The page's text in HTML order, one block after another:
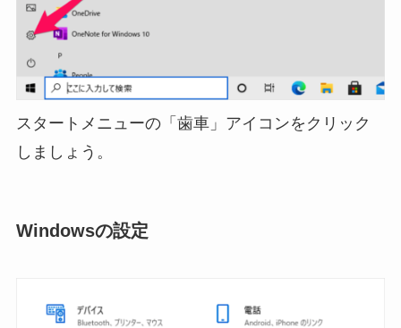
スタートメニューの「歯車」アイコンをクリック
しましょう。
Windowsの設定